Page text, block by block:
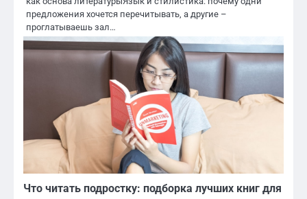
предложения хочется перечитывать, а другие –
проглатываешь зал…
Что читать подростку: подборка лучших книг для